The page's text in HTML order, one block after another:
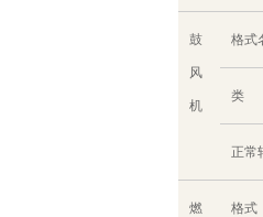
鼓
风
机
格式
类
正常
燃 格式